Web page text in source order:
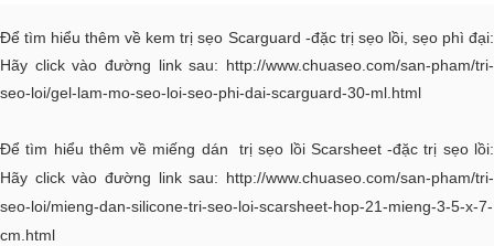
Để tìm hiểu thêm về kem trị sẹo Scarguard -đặc trị sẹo lồi, sẹo phì đại:
Hãy click vào đường link sau: http://www.chuaseo.com/san-pham/tri-
seo-loi/gel-lam-mo-seo-loi-seo-phi-dai-scarguard-30-ml.html
Để tìm hiểu thêm về miếng dán trị sẹo lồi Scarsheet -đặc trị sẹo lồi:
Hãy click vào đường link sau: http://www.chuaseo.com/san-pham/tri-
seo-loi/mieng-dan-silicone-tri-seo-loi-scarsheet-hop-21-mieng-3-5-x-7-
cm.html